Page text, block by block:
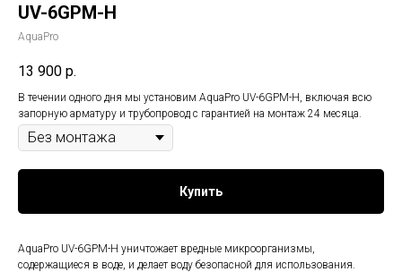
UV-6GPM-H
AquaPro
13 900 р.
В течении одного дня мы установим AquaPro UV-6GPM-H, включая всю
запорную арматуру и трубопровод с гарантией на монтаж 24 месяца.
Купить
AquaPro UV-6GPM-H уничтожает вредные микроорганизмы,
содержащиеся в воде, и делает воду безопасной для использования.